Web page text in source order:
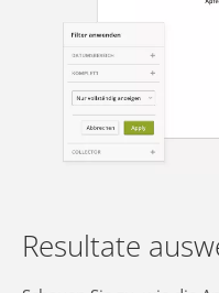
Resultate